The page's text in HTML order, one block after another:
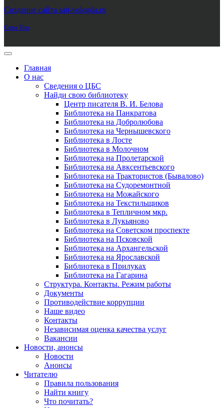
Создание сайта sait-vologda.ru
Goto Top
Главная
О нас
Сведения о ЦБС
Найди свою библиотеку
Центр писателя В. И. Белова
Библиотека на Панкратова
Библиотека на Добролюбова
Библиотека на Чернышевского
Библиотека в Лосте
Библиотека в Молочном
Библиотека на Пролетарской
Библиотека на Авксентьевского
Библиотека на Трактористов (Бывалово)
Библиотека на Судоремонтной
Библиотека на Можайского
Библиотека на Текстильщиков
Библиотека в Тепличном мкр.
Библиотека в Лукьяново
Библиотека на Советском проспекте
Библиотека на Псковской
Библиотека на Архангельской
Библиотека на Ярославской
Библиотека в Прилуках
Библиотека на Гагарина
Структура. Контакты. Режим работы
Документы
Противодействие коррупции
Наше видео
Контакты
Независимая оценка качества услуг
Вакансии
Новости, анонсы
Новости
Анонсы
Читателю
Правила пользования
Найти книгу
Что почитать?